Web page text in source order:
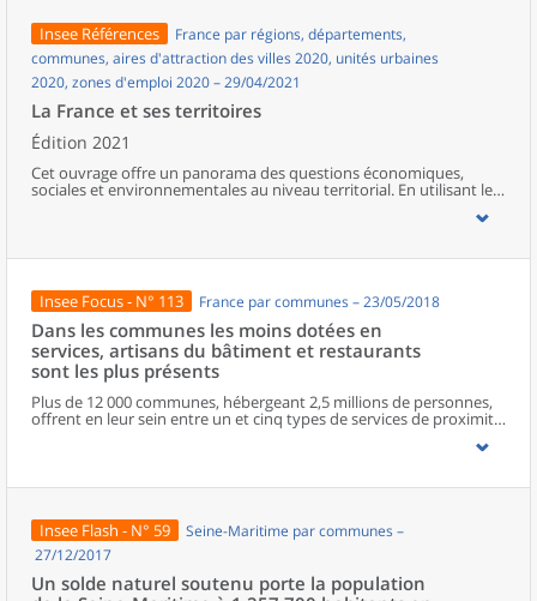
Insee Références
France par régions, départements,
communes, aires d'attraction des villes 2020, unités urbaines
2020, zones d'emploi 2020 – 29/04/2021
La France et ses territoires
Édition 2021
Cet ouvrage offre un panorama des questions économiques,
sociales et environnementales au niveau territorial. En utilisant les
disparités géographiques en France, sur les forces et faiblesses des
population.
Insee Focus - N° 113 France par communes – 23/05/2018
Dans les communes les moins dotées en
services, artisans du bâtiment et restaurants
sont les plus présents
Plus de 12 000 communes, hébergeant 2,5 millions de personnes,
offrent en leur sein entre un et cinq types de services de proximité.
Dans ces communes, les artisans et les restaurants sont les plus
boulangeries ou les supérettes, n’apparaissent de façon
services de proximité. Quant aux services médicaux, ils sont situés
dans des communes bénéficiant d’un nombre d’équipements
encore plus large. Aux communes qui possèdent au moins un
possèdent aucun. Elles abritent 162 000 habitants.
Insee Flash - N° 59
Seine-Maritime par communes –
27/12/2017
Un solde naturel soutenu porte la population